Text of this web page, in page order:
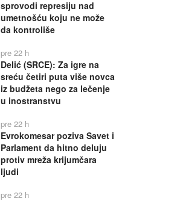
sprovodi represiju nad
umetnošću koju ne može
da kontroliše
pre 22 h
Delić (SRCE): Za igre na
sreću četiri puta više novca
iz budžeta nego za lečenje
u inostranstvu
pre 22 h
Evrokomesar poziva Savet i
Parlament da hitno deluju
protiv mreža krijumčara
ljudi
pre 22 h